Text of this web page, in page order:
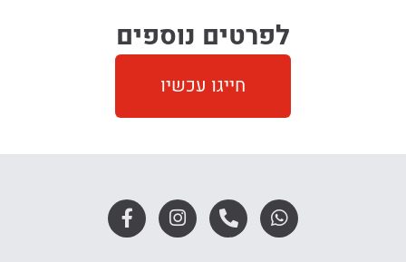
לפרטים נוספים
חייגו עכשיו